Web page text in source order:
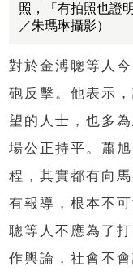
照，「有拍照也證
／朱瑪琳攝影）
對於金溥聰等人
砲反擊。他表示
望的人士，也多
場公正持平。蕭
程，其實都有向
有報導，根本不
聰等人不應為了
作輿論，社會不會